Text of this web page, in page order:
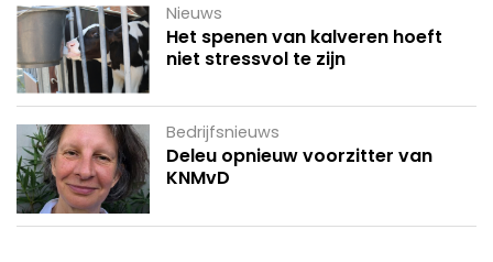
Nieuws
Het spenen van kalveren hoeft
niet stressvol te zijn
Bedrijfsnieuws
Deleu opnieuw voorzitter van
KNMvD